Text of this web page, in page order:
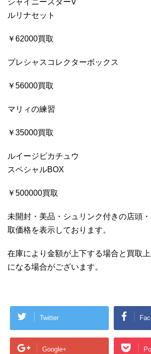
ルリナセット
￥62000買取
プレシャスコレクターボックス
￥56000買取
マリィの練習
￥35000買取
ルイージピカチュウ
スペシャルBOX
￥500000買取
未開封・美品・シュリンク付きの店頭
取価格を表示しております。
在庫により金額が上下する場合と買取
になる場合がございます。
Twitter
Google+